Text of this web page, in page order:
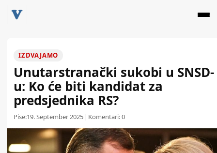
IZDVAJAMO
Unutarstranački sukobi u SNSD-
u: Ko će biti kandidat za
predsjednika RS?
Pise:19. September 2025| Komentari:0